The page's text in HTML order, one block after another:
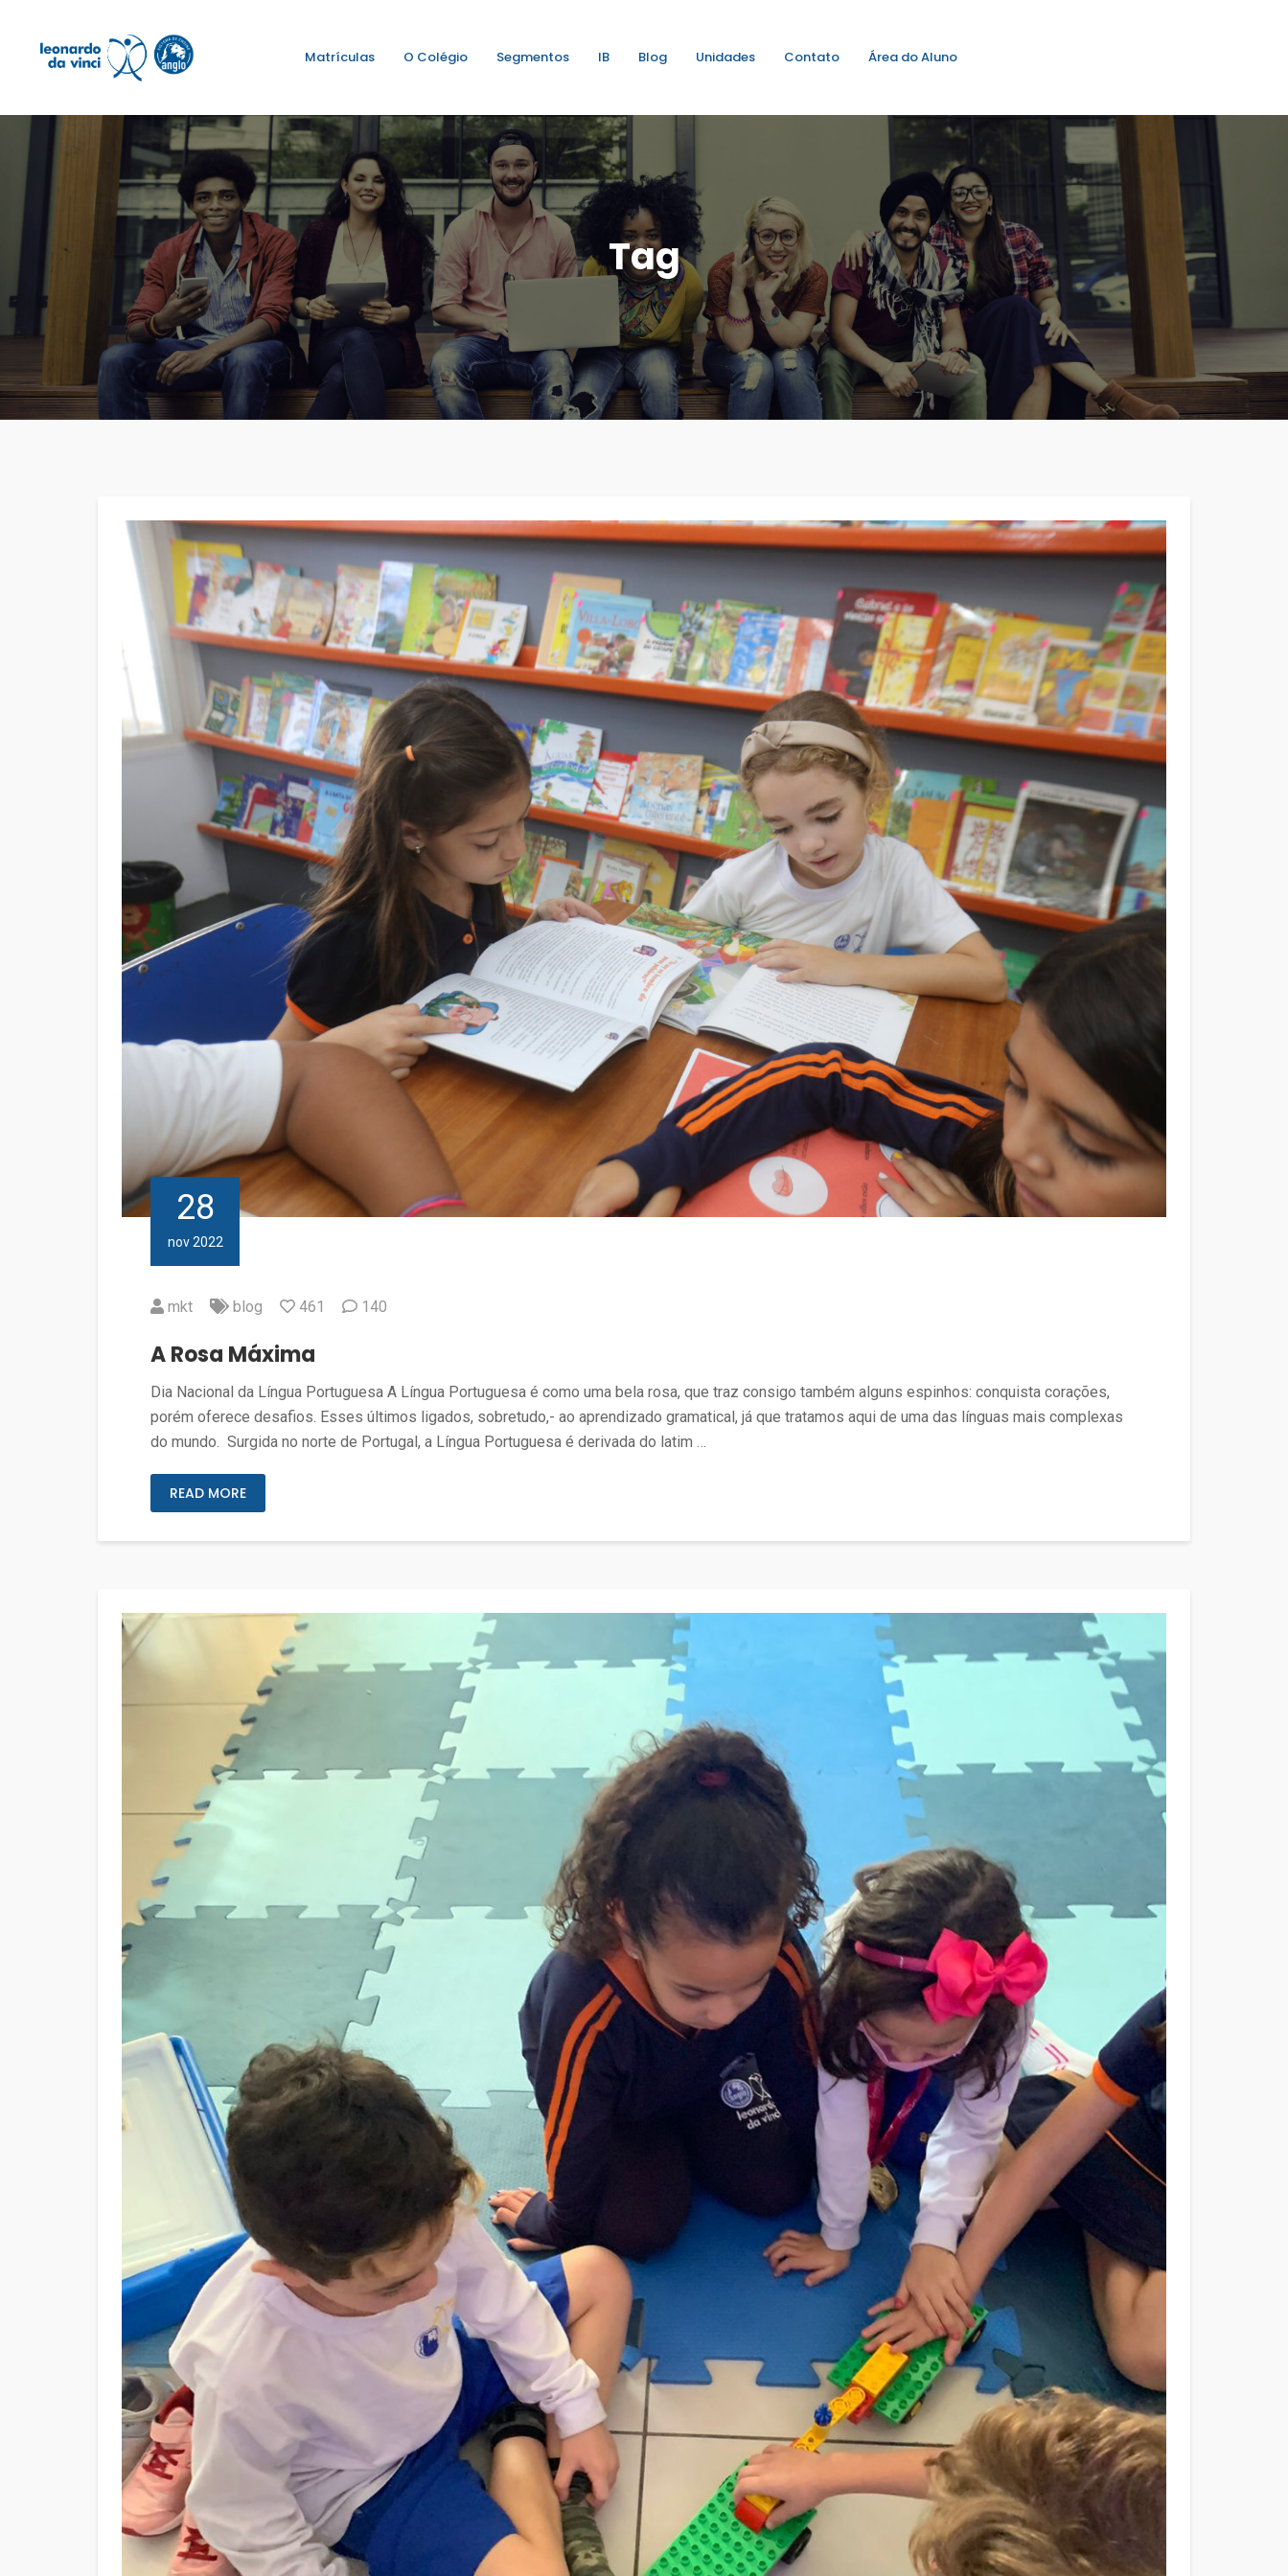
Matrículas O Colégio Segmentos IB Blog Unidades Contato Área do Aluno
Tag
28
nov 2022
mkt blog 461 140
A Rosa Máxima
Dia Nacional da Língua Portuguesa A Língua Portuguesa é como uma bela rosa, que traz consigo também alguns espinhos: conquista corações,
porém oferece desafios. Esses últimos ligados, sobretudo,- ao aprendizado gramatical, já que tratamos aqui de uma das línguas mais complexas
do mundo. Surgida no norte de Portugal, a Língua Portuguesa é derivada do latim …
READ MORE